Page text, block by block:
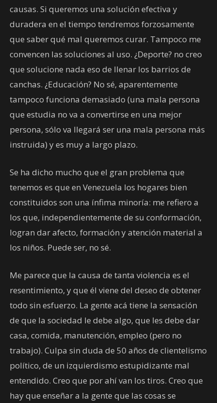
causas. Si queremos una solución efectiva y
duradera en el tiempo tendremos forzosamente
que saber qué mal queremos curar. Tampoco me
convencen las soluciones al uso. ¿Deporte? no creo
que solucione nada eso de llenar los barrios de
canchas. ¿Educación? No sé, aparentemente
tampoco funciona demasiado (una mala persona
que estudia no va a convertirse en una mejor
persona, sólo va llegará ser una mala persona más
instruida) y es muy a largo plazo.
Se ha dicho mucho que el gran problema que
tenemos es que en Venezuela los hogares bien
constituidos son una ínfima minoría: me refiero a
los que, independientemente de su conformación,
logran dar afecto, formación y atención material a
los niños. Puede ser, no sé.
Me parece que la causa de tanta violencia es el
resentimiento, y que él viene del deseo de obtener
todo sin esfuerzo. La gente acá tiene la sensación
de que la sociedad le debe algo, que les debe dar
casa, comida, manutención, empleo (pero no
trabajo). Culpa sin duda de 50 años de clientelismo
político, de un izquierdismo estupidizante mal
entendido. Creo que por ahí van los tiros. Creo que
hay que enseñar a la gente que las cosas se